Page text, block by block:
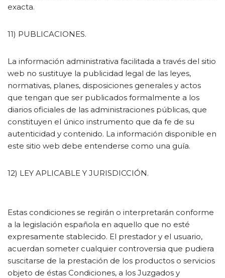
exacta.
11) PUBLICACIONES.
La información administrativa facilitada a través del sitio
web no sustituye la publicidad legal de las leyes,
normativas, planes, disposiciones generales y actos
que tengan que ser publicados formalmente a los
diarios oficiales de las administraciones públicas, que
constituyen el único instrumento que da fe de su
autenticidad y contenido. La información disponible en
este sitio web debe entenderse como una guía.
12) LEY APLICABLE Y JURISDICCIÓN.
Estas condiciones se regirán o interpretarán conforme
a la legislación española en aquello que no esté
expresamente stablecido. El prestador y el usuario,
acuerdan someter cualquier controversia que pudiera
suscitarse de la prestación de los productos o servicios
objeto de éstas Condiciones, a los Juzgados y